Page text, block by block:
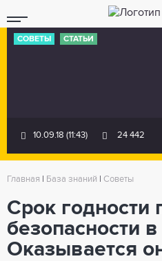
СОВЕТЫ СТАТЬИ
10.09.18 (11:43) 24 442
Главная База знаний Советы
Срок годности
безопасности
Оказывается